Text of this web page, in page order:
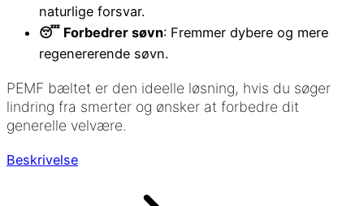
naturlige forsvar.
😴 Forbedrer søvn: Fremmer dybere og mere
regenererende søvn.
PEMF bæltet er den ideelle løsning, hvis du søger
lindring fra smerter og ønsker at forbedre dit
generelle velvære.
Beskrivelse